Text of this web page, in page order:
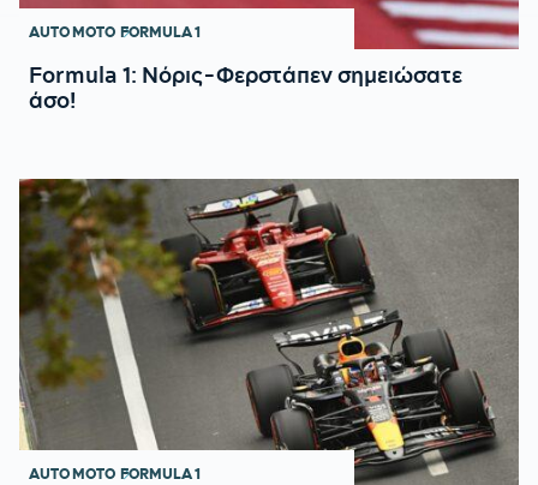
AUTO MOTO FORMULA 1
Formula 1: Νόρις-Φερστάπεν σημειώσατε
άσο!
AUTO MOTO FORMULA 1